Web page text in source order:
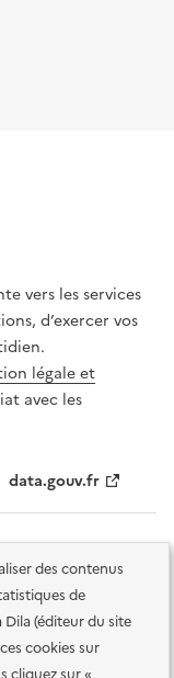
des contenus
de
Dila (éditeur du site
cookies sur
vers les services
d’exercer vos
légale et
avec les
data.gouv.fr